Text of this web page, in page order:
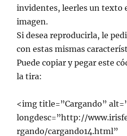
invidentes, leerles un texto
imagen.
Si desea reproducirla, le
con estas mismas
Puede copiar y pegar este
la tira:
<img title=”Cargando”
longdesc=”http://
rgando/cargando14.html”